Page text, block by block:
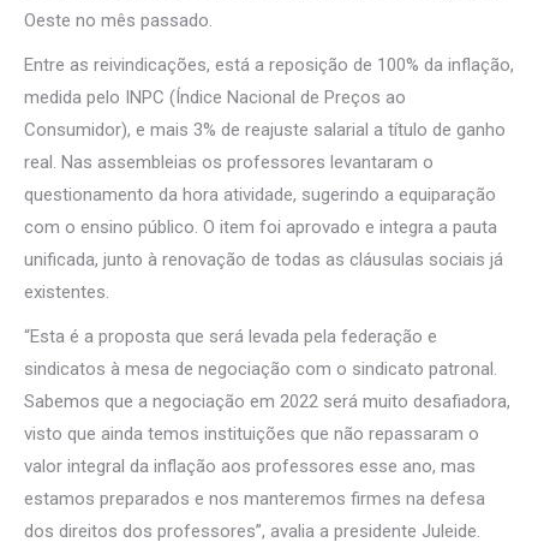
Oeste no mês passado.
Entre as reivindicações, está a reposição de 100% da inflação,
medida pelo INPC (Índice Nacional de Preços ao
Consumidor), e mais 3% de reajuste salarial a título de ganho
real. Nas assembleias os professores levantaram o
questionamento da hora atividade, sugerindo a equiparação
com o ensino público. O item foi aprovado e integra a pauta
unificada, junto à renovação de todas as cláusulas sociais já
existentes.
“Esta é a proposta que será levada pela federação e
sindicatos à mesa de negociação com o sindicato patronal.
Sabemos que a negociação em 2022 será muito desafiadora,
visto que ainda temos instituições que não repassaram o
valor integral da inflação aos professores esse ano, mas
estamos preparados e nos manteremos firmes na defesa
dos direitos dos professores”, avalia a presidente Juleide.